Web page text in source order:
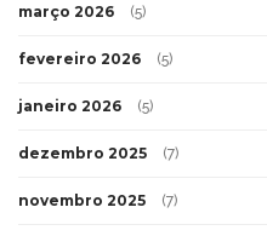
março 2026 (5)
fevereiro 2026 (5)
janeiro 2026 (5)
dezembro 2025 (7)
novembro 2025 (7)